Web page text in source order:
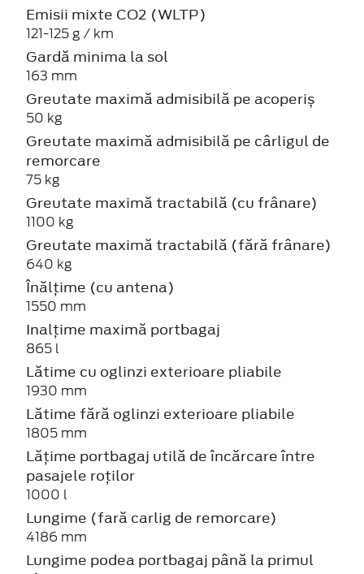
Emisii mixte CO2 (WLTP)
121-125 g / km
Gardă minima la sol
163 mm
Greutate maximă admisibilă pe acoperiș
50 kg
Greutate maximă admisibilă pe cârligul de
remorcare
75 kg
Greutate maximă tractabilă (cu frânare)
1100 kg
Greutate maximă tractabilă (fără frânare)
640 kg
Înălțime (cu antena)
1550 mm
Inalțime maximă portbagaj
865 l
Lătime cu oglinzi exterioare pliabile
1930 mm
Lătime fără oglinzi exterioare pliabile
1805 mm
Lățime portbagaj utilă de încărcare între
pasajele roților
1000 l
Lungime (fară carlig de remorcare)
4186 mm
Lungime podea portbagaj până la primul